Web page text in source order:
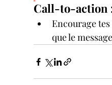
Call-to-action
Encourage
que le